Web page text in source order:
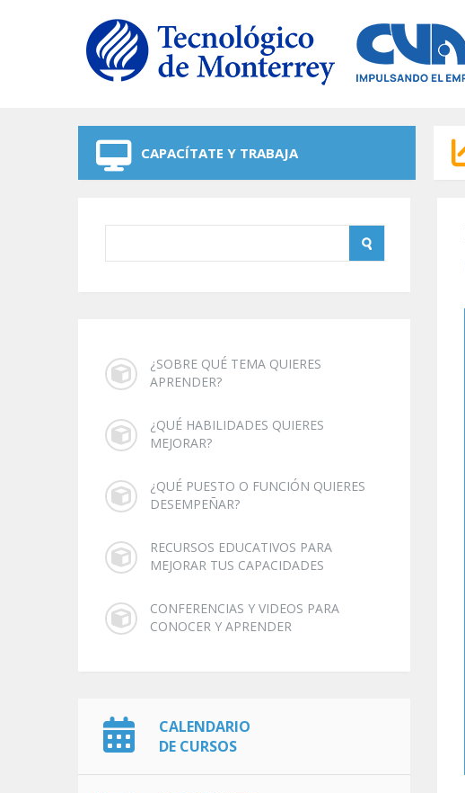
CAPACÍTATE Y TRABAJA
¿SOBRE QUÉ TEMA QUIERES
APRENDER?
¿QUÉ HABILIDADES QUIERES
MEJORAR?
¿QUÉ PUESTO O FUNCIÓN QUIERES
DESEMPEÑAR?
RECURSOS EDUCATIVOS PARA
MEJORAR TUS CAPACIDADES
CONFERENCIAS Y VIDEOS PARA
CONOCER Y APRENDER
CALENDARIO
DE CURSOS